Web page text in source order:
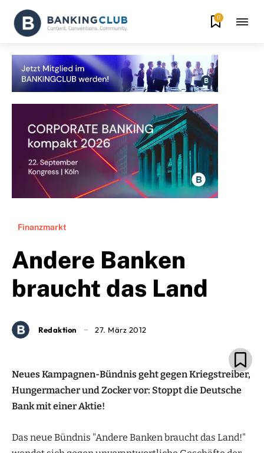
0
Finanzmarkt
Andere Banken
braucht das Land
Redaktion 27. März 2012
Neues Kampagnen-Bündnis geht gegen Kriegstreiber,
Hungermacher und Zocker vor: Stoppt die Deutsche
Bank mit einer Aktie!
Das neue Bündnis "Andere Banken braucht das Land!"